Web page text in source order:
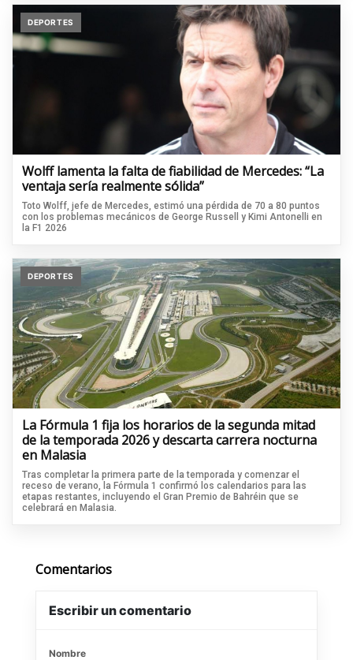
DEPORTES
Wolff lamenta la falta de fiabilidad de Mercedes: “La
ventaja sería realmente sólida”
Toto Wolff, jefe de Mercedes, estimó una pérdida de 70 a 80 puntos
con los problemas mecánicos de George Russell y Kimi Antonelli en
la F1 2026
DEPORTES
La Fórmula 1 fija los horarios de la segunda mitad
de la temporada 2026 y descarta carrera nocturna
en Malasia
Tras completar la primera parte de la temporada y comenzar el
receso de verano, la Fórmula 1 confirmó los calendarios para las
etapas restantes, incluyendo el Gran Premio de Bahréin que se
celebrará en Malasia.
Comentarios
Escribir un comentario
Nombre